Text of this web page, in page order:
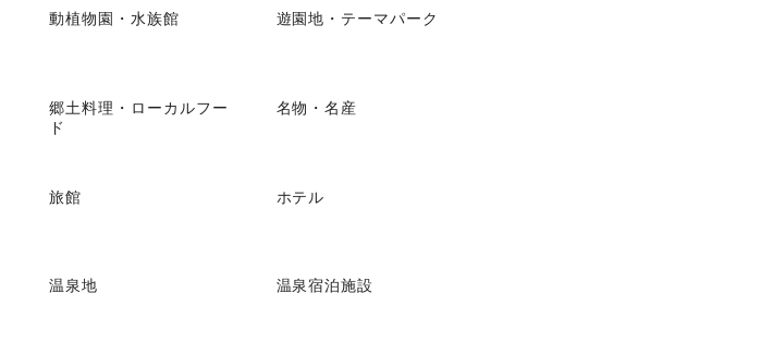
動植物園・水族館 遊園地・テーマパーク
郷土料理・ローカルフー
ド
名物・名産
旅館 ホテル
温泉地 温泉宿泊施設